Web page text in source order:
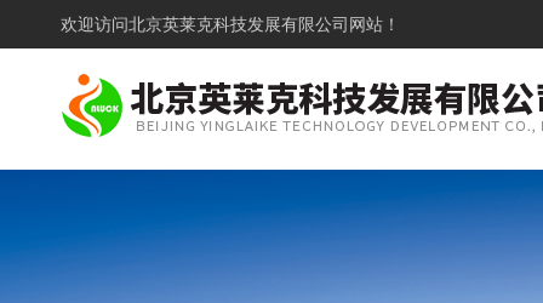
欢迎访问北京英莱克科技发展有限公司网站！